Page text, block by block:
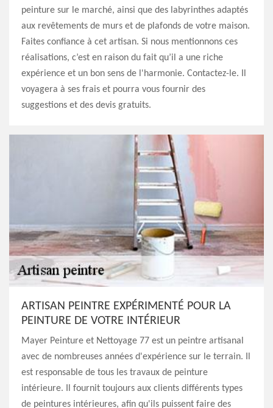
peinture sur le marché, ainsi que des labyrinthes adaptés
aux revêtements de murs et de plafonds de votre maison.
Faites confiance à cet artisan. Si nous mentionnons ces
réalisations, c’est en raison du fait qu’il a une riche
expérience et un bon sens de l'harmonie. Contactez-le. Il
voyagera à ses frais et pourra vous fournir des
suggestions et des devis gratuits.
ARTISAN PEINTRE EXPÉRIMENTÉ POUR LA
PEINTURE DE VOTRE INTÉRIEUR
Mayer Peinture et Nettoyage 77 est un peintre artisanal
avec de nombreuses années d'expérience sur le terrain. Il
est responsable de tous les travaux de peinture
intérieure. Il fournit toujours aux clients différents types
de peintures intérieures, afin qu'ils puissent faire des